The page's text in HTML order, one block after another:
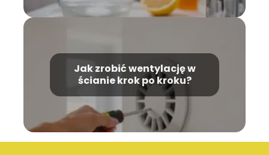
Jak zrobić wentylację w
ścianie krok po kroku?